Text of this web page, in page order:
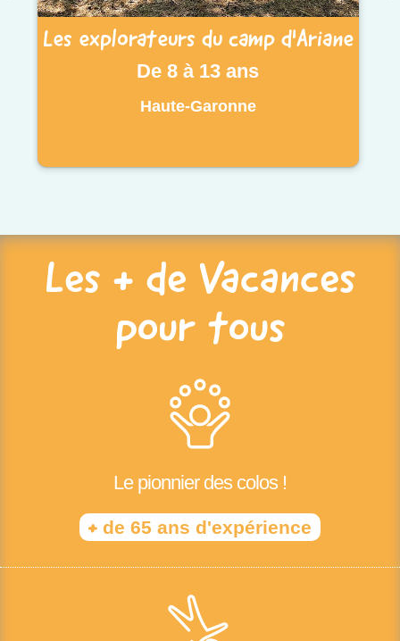
Les explorateurs du camp d'Ariane
De 8 à 13 ans
Haute-Garonne
Les + de Vacances
pour tous
Le pionnier des colos !
+ de 65 ans d'expérience